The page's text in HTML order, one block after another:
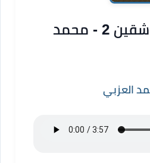
أغنية بحر العاشقين 2 - محمد
العزبي